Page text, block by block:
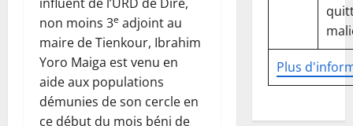
non moins 3e adjoint au
maire de Tienkour, Ibrahim
Yoro Maiga est venu en
aide aux populations
démunies de son cercle en
ce début du mois béni de
Plus